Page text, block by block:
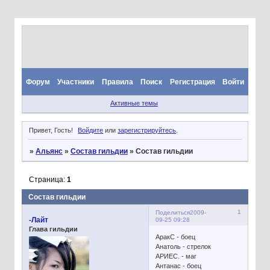
Форум Участники Правила Поиск Регистрация Войти
Активные темы
Привет, Гость! Войдите илизарегистрируйтесь.
» Альянс » Состав гильдии » Состав гильдии
Состав гильдии
Страница: 1
Поделиться 1
2009-
09-25 09:28
-Лайт
Глава гильдии
АракС - боец
Анатоль - стрелок
АРИЕС. - маг
Антанас - боец